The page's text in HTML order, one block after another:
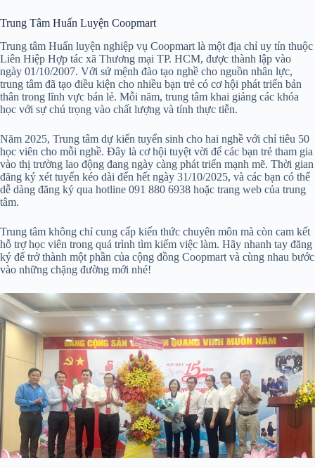
Trung Tâm Huấn Luyện Coopmart
Trung tâm Huấn luyện nghiệp vụ Coopmart là một địa chỉ uy tín thuộc
Liên Hiệp Hợp tác xã Thương mại TP. HCM, được thành lập vào
ngày 01/10/2007. Với sứ mệnh đào tạo nghề cho nguồn nhân lực,
trung tâm đã tạo điều kiện cho nhiều bạn trẻ có cơ hội phát triển bản
thân trong lĩnh vực bán lẻ. Mỗi năm, trung tâm khai giảng các khóa
học với sự chú trọng vào chất lượng và tính thực tiễn.
Năm 2025, Trung tâm dự kiến tuyển sinh cho hai nghề với chỉ tiêu 50
học viên cho mỗi nghề. Đây là cơ hội tuyệt vời để các bạn trẻ tham gia
vào thị trường lao động đang ngày càng phát triển mạnh mẽ. Thời gian
đăng ký xét tuyển kéo dài đến hết ngày 31/10/2025, và các bạn có thể
dễ dàng đăng ký qua hotline 091 880 6938 hoặc trang web của trung
tâm.
Trung tâm không chỉ cung cấp kiến thức chuyên môn mà còn cam kết
hỗ trợ học viên trong quá trình tìm kiếm việc làm. Hãy nhanh tay đăng
ký để trở thành một phần của cộng đồng Coopmart và cùng nhau bước
vào những chặng đường mới nhé!